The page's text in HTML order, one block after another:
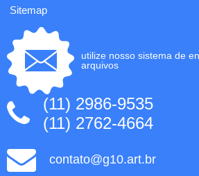
Sitemap
utilize nosso sistema de
arquivos
(11) 2986-9535
(11) 2762-4664
contato@g10.art.br